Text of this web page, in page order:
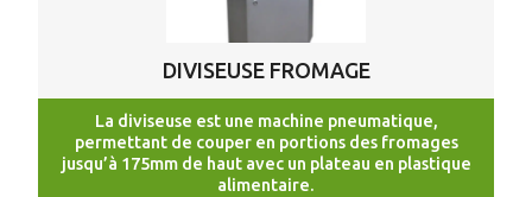
DIVISEUSE FROMAGE
La diviseuse est une machine pneumatique,
permettant de couper en portions des fromages
jusqu’à 175mm de haut avec un plateau en plastique
alimentaire.